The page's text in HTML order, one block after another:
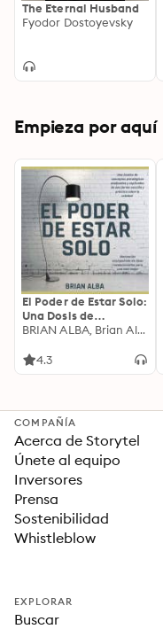
The Eternal Husband
Fyodor Dostoyevsky
Empieza por aquí
El Poder de Estar Solo:
Una Dosis de
Motivación
Ideas Revolucionarias
BRIAN ALBA, Brian Alba
4.3
COMPAÑÍA
Acerca de Storytel
Únete al equipo
Inversores
Prensa
Sostenibilidad
Whistleblow
EXPLORAR
Buscar